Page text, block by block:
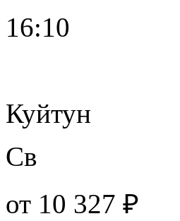
16:10
Куйтун
Св
от 10 327 ₽